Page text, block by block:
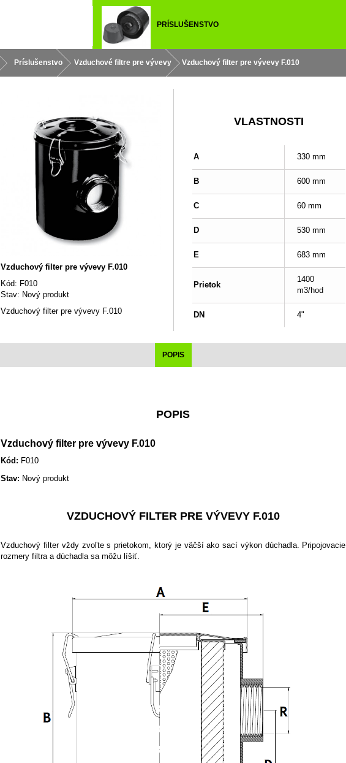
PRÍSLUŠENSTVO
Príslušenstvo Vzduchové filtre pre vývevy Vzduchový filter pre vývevy F.010
Vzduchový filter pre vývevy F.010
Kód: F010
Stav: Nový produkt
Vzduchový filter pre vývevy F.010
VLASTNOSTI
A 330 mm
B 600 mm
C 60 mm
D 530 mm
E 683 mm
Prietok
1400
m3/hod
DN 4"
POPIS
POPIS
Vzduchový filter pre vývevy F.010
Kód: F010
Stav: Nový produkt
VZDUCHOVÝ FILTER PRE VÝVEVY F.010
Vzduchový filter vždy zvoľte s prietokom, ktorý je väčší ako sací výkon dúchadla. Pripojovacie
rozmery filtra a dúchadla sa môžu líšiť.